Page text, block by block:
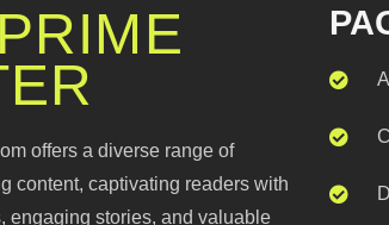
offers a diverse range of
content, captivating readers with
engaging stories, and valuable